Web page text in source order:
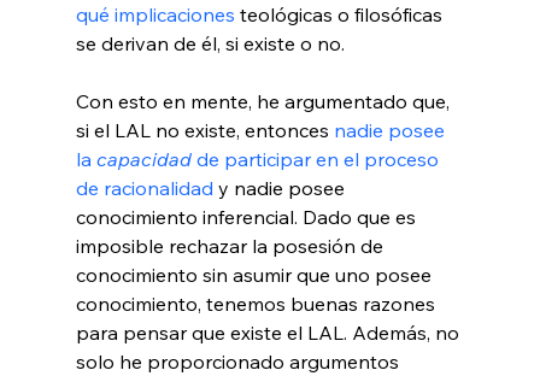
qué implicaciones teológicas o filosóficas
se derivan de él, si existe o no.
Con esto en mente, he argumentado que,
si el LAL no existe, entonces nadie posee
la capacidad de participar en el proceso
de racionalidad y nadie posee
conocimiento inferencial. Dado que es
imposible rechazar la posesión de
conocimiento sin asumir que uno posee
conocimiento, tenemos buenas razones
para pensar que existe el LAL. Además, no
solo he proporcionado argumentos